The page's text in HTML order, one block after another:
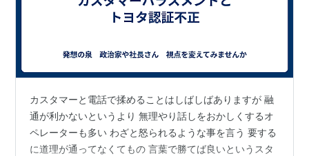
カスタマーと電話で揉めることはしばしばありますが 融
通が利かないというより 無理やり話しをおかしくするオ
ペレーターも多い わざと怒られるような事を言う 要する
に道理が通ってなくてもの 言葉で勝てば良いというスタ